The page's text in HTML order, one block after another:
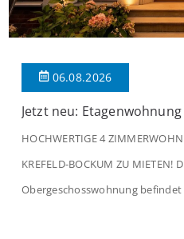
06.08.2026
Jetzt neu:
HOCHWERTIGE 4
KREFELD-BOCKUM ZU MIETEN!
Obergeschosswohnung